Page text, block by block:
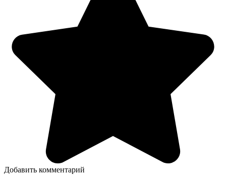
Добавить комментарий